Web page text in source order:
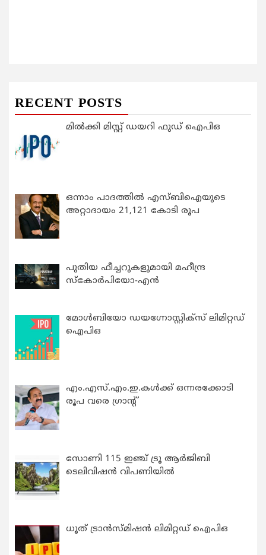
RECENT POSTS
മിൽക്കി മിസ്റ്റ് ഡയറി ഫുഡ് ഐപിഒ
ഒന്നാം പാദത്തിൽ എസ്ബിഐയുടെ
അറ്റാദായം 21,121 കോടി രൂപ
പുതിയ ഫീച്ചറുകളുമായി മഹീന്ദ്ര
സ്കോർപിയോ-എൻ
മോൾബിയോ ഡയഗ്നോസ്റ്റിക്സ് ലിമിറ്റഡ്
ഐപിഒ
എം.എസ്.എം.ഇ.കൾക്ക് ഒന്നരക്കോടി
രൂപ വരെ ഗ്രാന്റ്
സോണി 115 ഇഞ്ച് ട്രൂ ആർജിബി
ടെലിവിഷൻ വിപണിയിൽ
ധൂത് ട്രാൻസ്മിഷൻ ലിമിറ്റഡ് ഐപിഒ